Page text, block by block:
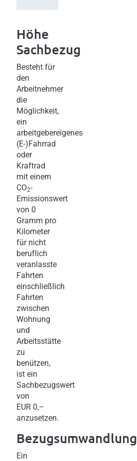
Höhe
Sachbezug
Besteht für
den
Arbeitnehmer
die
Möglichkeit,
ein
arbeitgebereigenes
(E-)Fahrrad
oder
Kraftrad
mit einem
CO2-
Emissionswert
von 0
Gramm pro
Kilometer
für nicht
beruflich
veranlasste
Fahrten
einschließlich
Fahrten
zwischen
Wohnung
und
Arbeitsstätte
zu
benützen,
ist ein
Sachbezugswert
von
EUR 0,–
anzusetzen.
Bezugsumwandlung
Ein